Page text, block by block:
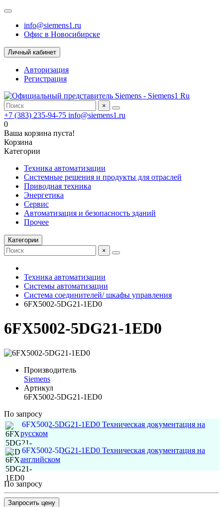
info@siemens1.ru
Офис в Новосибирске
Личный кабинет
Авторизация
Регистрация
×
+7 (383) 235-94-75 info@siemens1.ru
0
Ваша корзина пуста!
Корзина
Категории
Техника автоматизации
Системные решения и продукты для отраслей
Приводная техника
Энергетика
Сервис
Автоматизация и безопасность зданий
Прочее
Категории
×
Техника автоматизации
Системы автоматизации
Система соединителей/ шкафы управления
6FX5002-5DG21-1ED0
6FX5002-5DG21-1ED0
Производитель
Siemens
Артикул
6FX5002-5DG21-1ED0
По запросу
6FX5002-5DG21-1ED0 Техническая документация на
русском
6FX5002-5DG21-1ED0 Техническая документация на
английском
По запросу
Запросить цену